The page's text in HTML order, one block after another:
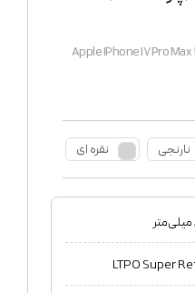
Apple IPhone 17 Pro
نارنجی نقره ای